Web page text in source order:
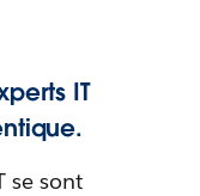
IT
se sont